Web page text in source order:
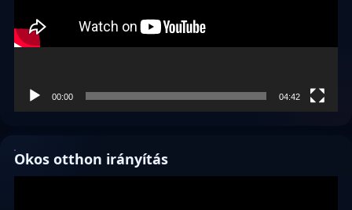
00:00 04:42
Okos otthon irányítás